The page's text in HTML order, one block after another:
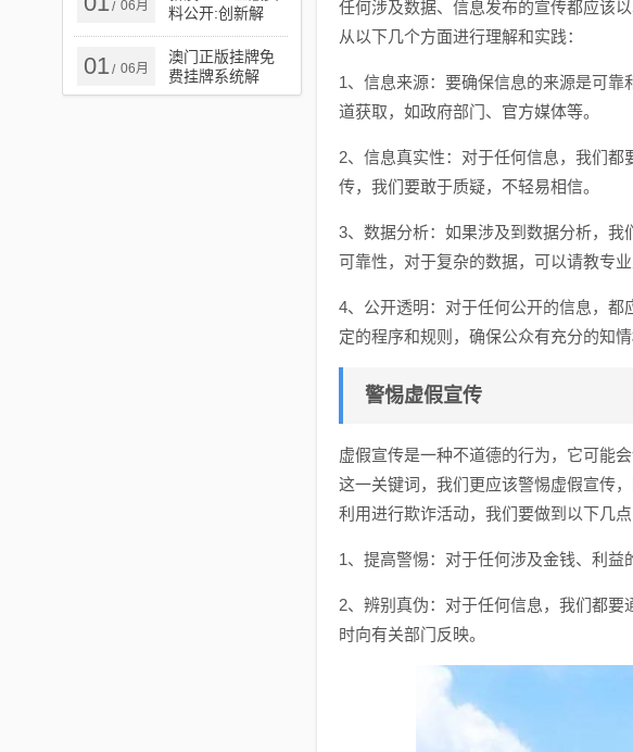
承诺境
/ 06月
料公开:创新解
读、解释与落实,
小心虚假鼓吹
01 / 06月
澳门正版挂牌免
费挂牌系统解
答、解释与落实​-
任何涉及数据、信息发布的宣传都应该
从以下几个方面进行理解和实践：
1、信息来源：要确保信息的来源是可
道获取，如政府部门、官方媒体等。
2、信息真实性：对于任何信息，我们
传，我们要敢于质疑，不轻易相信。
3、数据分析：如果涉及到数据分析，
可靠性，对于复杂的数据，可以请教专业
4、公开透明：对于任何公开的信息，
定的程序和规则，确保公众有充分的知情
警惕虚假宣传
虚假宣传是一种不道德的行为，它可能
这一关键词，我们更应该警惕虚假宣传
利用进行欺诈活动，我们要做到以下几点
1、提高警惕：对于任何涉及金钱、利益
2、辨别真伪：对于任何信息，我们都
时向有关部门反映。